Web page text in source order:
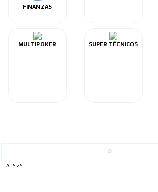
FINANZAS
MULTIPOKER SUPER TÉCNICOS
ADS-29